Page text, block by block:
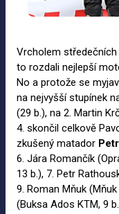
Vrcholem středečních
to rozdali nejlepší
No a protože se
na nejvyšší stupínek
(29 b.), na 2. Martin
4. skončil celkově
zkušený matador
6. Jára Romančík
13 b.), 7. Petr
9. Roman Mňuk
(Buksa Ados KTM, 9